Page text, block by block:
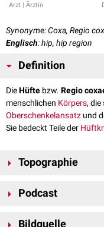
Arzt | Ärztin
Synonyme: Coxa, Regio
Englisch: hip, hip region
Definition
DieHüfte bzw. Regio
menschlichen Körpers, die
Oberschenkelansatz und
Sie bedeckt Teile der
Topographie
Regio glutealis
Podcast
Bildquelle